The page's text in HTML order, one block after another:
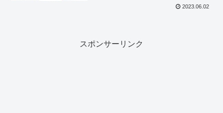
2023.06.02
スポンサーリンク